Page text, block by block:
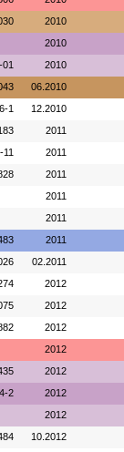
2010
2010
01 2010
06.2010
1 12.2010
2011
11 2011
2011
2011
2011
2011
02.2011
2012
2012
2012
2012
2012
2 2012
2012
10.2012